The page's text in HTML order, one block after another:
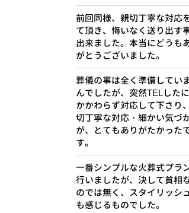
前回同様、親切丁寧な対応
て頂き、悔いなく送り出す
出来ました。本当にどうも
がとうございました。
葬儀の事は全く準備してい
んでしたが、突然TELした
かかわらず対応して下さり
切丁寧な対応・細かい気づ
が、とてもありがたかった
す。
一番シンプルな火葬式プラ
行いましたが、決して貧相
のでは無く、スタイリッシ
も感じるものでした。